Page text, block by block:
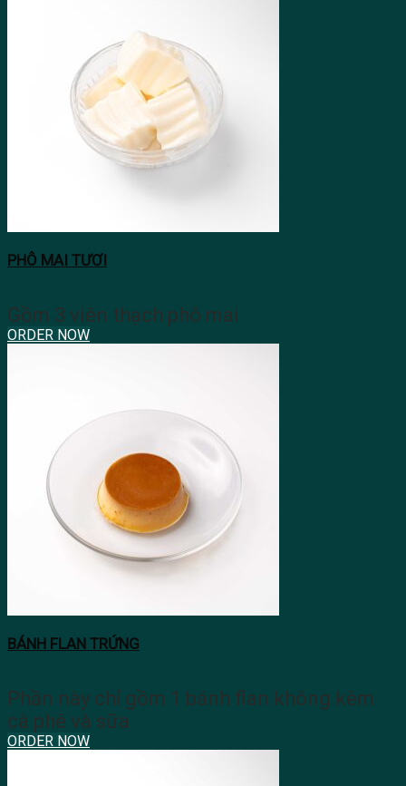
PHÔ MAI TƯƠI
Gồm 3 viên thạch phô mai
ORDER NOW
BÁNH FLAN TRỨNG
Phần này chỉ gồm 1 bánh flan không kèm
cà phê và sữa
ORDER NOW